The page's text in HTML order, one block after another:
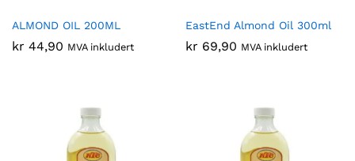
ALMOND OIL 200ML
kr 44,90 MVA inkludert
EastEnd Almond Oil 300ml
kr 69,90 MVA inkludert